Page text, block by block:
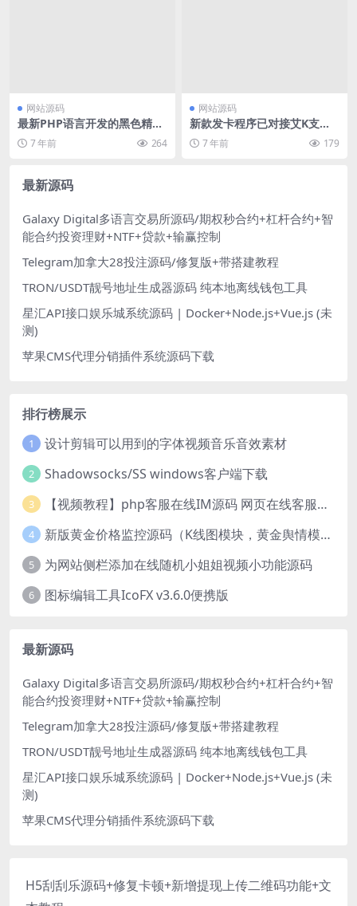
网站源码
最新PHP语言开发的黑色精美
自适应音乐网网站源码
7 年前 264
网站源码
新款发卡程序已对接艾K支付
程序7 年前 179
最新源码
Galaxy Digital多语言交易所源码/期权秒合约+杠杆合约+智
能合约投资理财+NTF+贷款+输赢控制
Telegram加拿大28投注源码/修复版+带搭建教程
TRON/USDT靓号地址生成器源码 纯本地离线钱包工具
星汇API接口娱乐城系统源码 | Docker+Node.js+Vue.js (未
测)
苹果CMS代理分销插件系统源码下载
排行榜展示
1 设计剪辑可以用到的字体视频音乐音效素材
2 Shadowsocks/SS windows客户端下载
3 【视频教程】php客服在线IM源码 网页在线客服软件代码
4 新版黄金价格监控源码（K线图模块，黄金舆情模块，AI智能客服源码）
5 为网站侧栏添加在线随机小姐姐视频小功能源码
6 图标编辑工具IcoFX v3.6.0便携版
最新源码
Galaxy Digital多语言交易所源码/期权秒合约+杠杆合约+智
能合约投资理财+NTF+贷款+输赢控制
Telegram加拿大28投注源码/修复版+带搭建教程
TRON/USDT靓号地址生成器源码 纯本地离线钱包工具
星汇API接口娱乐城系统源码 | Docker+Node.js+Vue.js (未
测)
苹果CMS代理分销插件系统源码下载
H5刮刮乐源码+修复卡顿+新增提现上传二维码功能+文